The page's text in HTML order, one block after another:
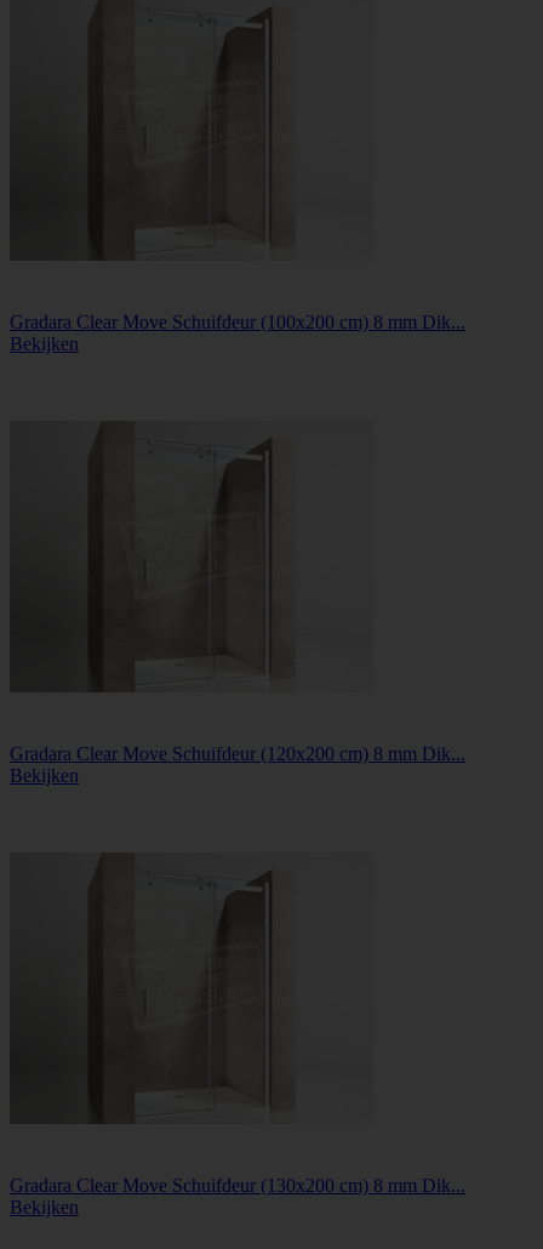
Gradara Clear Move Schuifdeur (100x200 cm) 8 mm Dik...
Bekijken
Gradara Clear Move Schuifdeur (120x200 cm) 8 mm Dik...
Bekijken
Gradara Clear Move Schuifdeur (130x200 cm) 8 mm Dik...
Bekijken